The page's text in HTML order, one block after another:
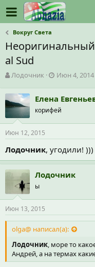
Вокруг Света
al Sud
А
т
о
р
т
е
м
ы
Лодочник
Д
а
н
а
л
Июн 4, 2014
Елена
корифей
Июн 12, 2015
Лодочник, угодили! )))
Лодочник
ы
Июн 13, 2015
olga@ написал(а):
Лодочник, море то
Андрей, а на термах